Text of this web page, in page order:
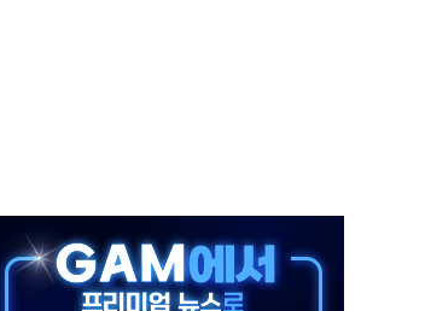
이드데스크·웬디스↓